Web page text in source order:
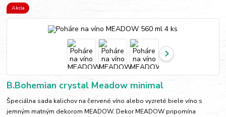
Akcia
B.Bohemian crystal Meadow minimal
Špeciálna sada kalichov na červené víno alebo vyzreté biele víno s
jemným matným dekorom MEADOW. Dekor MEADOW pripomína